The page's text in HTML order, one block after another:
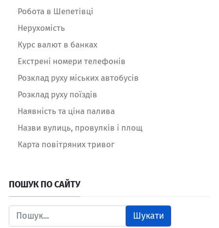
Робота в Шепетівці
Нерухомість
Курс валют в банках
Екстрені номери телефонів
Розклад руху міських автобусів
Розклад руху поїздів
Наявність та ціна палива
Назви вулиць, провулків і площ
Карта повітряних тривог
ПОШУК ПО САЙТУ
Шукати